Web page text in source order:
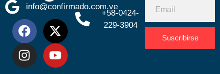
info@confirmado.com.ve
+58-0424-
229-3904
Suscribirse